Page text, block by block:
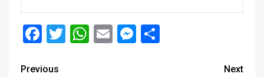
Facebook
Twitter
WhatsApp
EmailMessenger
Previous
Next